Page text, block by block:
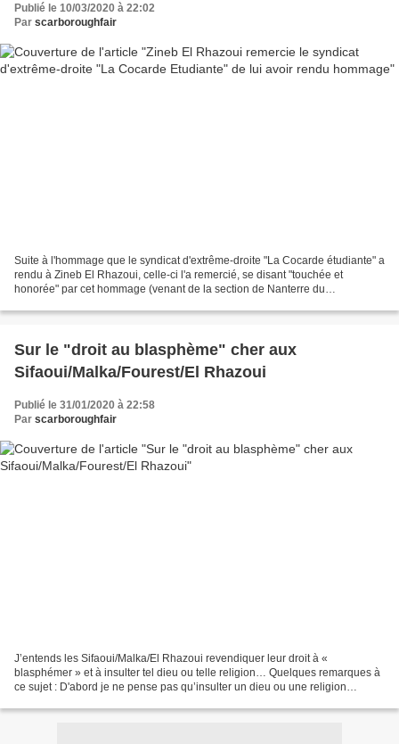
Publié le 10/03/2020 à 22:02
Par scarboroughfair
Suite à l'hommage que le syndicat d'extrême-droite "La Cocarde étudiante" a
rendu à Zineb El Rhazoui, celle-ci l'a remercié, se disant "touchée et
honorée" par cet hommage (venant de la section de Nanterre du
Sur le "droit au blasphème" cher aux
Sifaoui/Malka/Fourest/El Rhazoui
Publié le 31/01/2020 à 22:58
Par scarboroughfair
J’entends les Sifaoui/Malka/El Rhazoui revendiquer leur droit à «
blasphémer » et à insulter tel dieu ou telle religion… Quelques remarques à
ce sujet : D'abord je ne pense pas qu’insulter un dieu ou une religion